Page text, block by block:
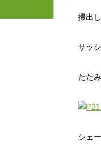
掃出
サッ
たた
シェ